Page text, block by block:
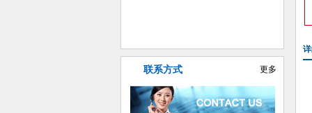
联系方式 更多